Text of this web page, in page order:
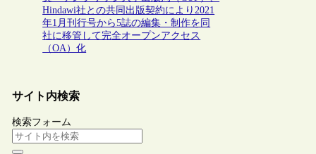
Hindawi社との共同出版契約により2021
年1月刊行号から5誌の編集・制作を同
社に移管して完全オープンアクセス
（OA）化
サイト内検索
検索フォーム